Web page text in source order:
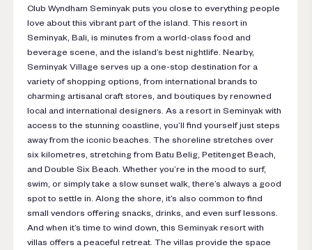
Club Wyndham Seminyak puts you close to everything people
love about this vibrant part of the island. This resort in
Seminyak, Bali, is minutes from a world-class food and
beverage scene, and the island’s best nightlife. Nearby,
Seminyak Village serves up a one-stop destination for a
variety of shopping options, from international brands to
charming artisanal craft stores, and boutiques by renowned
local and international designers. As a resort in Seminyak with
access to the stunning coastline, you’ll find yourself just steps
away from the iconic beaches. The shoreline stretches over
six kilometres, stretching from Batu Belig, Petitenget Beach,
and Double Six Beach. Whether you’re in the mood to surf,
swim, or simply take a slow sunset walk, there’s always a good
spot to settle in. Along the shore, it’s also common to find
small vendors offering snacks, drinks, and even surf lessons.
And when it’s time to wind down, this Seminyak resort with
villas offers a peaceful retreat. The villas provide the space